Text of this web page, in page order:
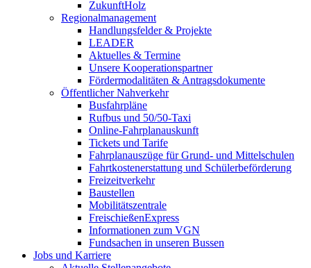
ZukunftHolz
Regionalmanagement
Handlungsfelder & Projekte
LEADER
Aktuelles & Termine
Unsere Kooperationspartner
Fördermodalitäten & Antragsdokumente
Öffentlicher Nahverkehr
Busfahrpläne
Rufbus und 50/50-Taxi
Online-Fahrplanauskunft
Tickets und Tarife
Fahrplanauszüge für Grund- und Mittelschulen
Fahrtkostenerstattung und Schülerbeförderung
Freizeitverkehr
Baustellen
Mobilitätszentrale
FreischießenExpress
Informationen zum VGN
Fundsachen in unseren Bussen
Jobs und Karriere